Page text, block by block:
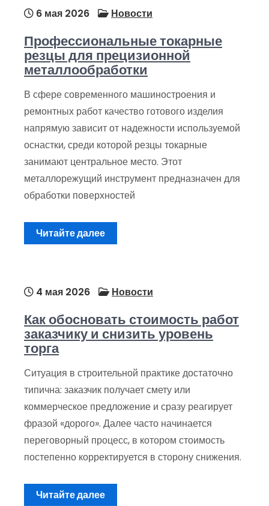
6 мая 2026 Новости
Профессиональные токарные
резцы для прецизионной
металлообработки
В сфере современного машиностроения и
ремонтных работ качество готового изделия
напрямую зависит от надежности используемой
оснастки, среди которой резцы токарные
занимают центральное место. Этот
металлорежущий инструмент предназначен для
обработки поверхностей
Читайте далее
4 мая 2026 Новости
Как обосновать стоимость работ
заказчику и снизить уровень
торга
Ситуация в строительной практике достаточно
типична: заказчик получает смету или
коммерческое предложение и сразу реагирует
фразой «дорого». Далее часто начинается
переговорный процесс, в котором стоимость
постепенно корректируется в сторону снижения.
Читайте далее